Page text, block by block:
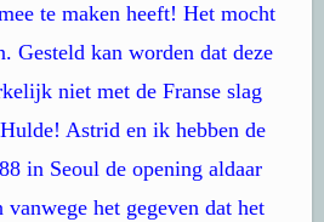
te maken heeft! Het mocht
Gesteld kan worden dat deze
niet met de Franse slag
Astrid en ik hebben de
in Seoul de opening aldaar
het gegeven dat het